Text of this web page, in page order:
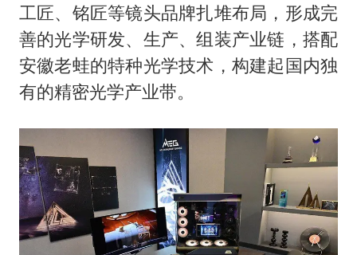
工匠、铭匠等镜头品牌扎堆布局，形成完
善的光学研发、生产、组装产业链，搭配
安徽老蛙的特种光学技术，构建起国内独
有的精密光学产业带。